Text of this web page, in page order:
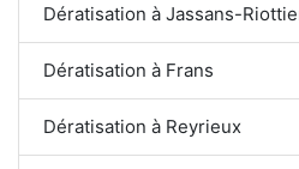
Dératisation à Jassans-
Dératisation à Frans
Dératisation à Reyrieux